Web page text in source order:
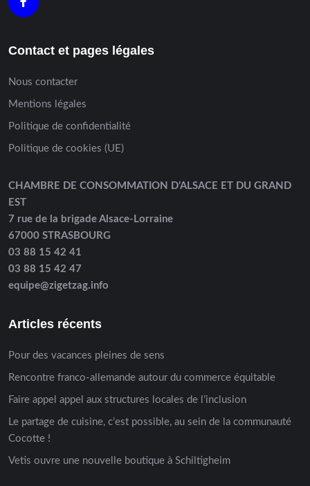
Contact et pages légales
Nous contacter
Mentions légales
Politique de confidentialité
Politique de cookies (UE)
CHAMBRE DE CONSOMMATION D’ALSACE ET DU GRAND
EST
7 rue de la brigade Alsace-Lorraine
67000 STRASBOURG
03 88 15 42 41
03 88 15 42 47
equipe@zigetzag.info
Articles récents
Pour des vacances pleines de sens
Rencontre franco-allemande autour du commerce équitable
Faire appel appel aux structures locales de l’inclusion
Le partage de cuisine, c’est possible, au sein de la communauté
Cocotte !
Vetis ouvre une nouvelle boutique à Schiltigheim